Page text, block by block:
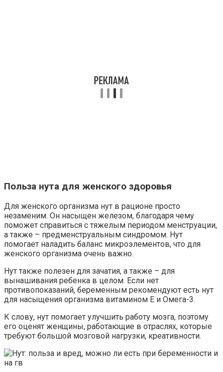
Польза нута для женского здоровья
Для женского организма нут в рационе просто
незаменим. Он насыщен железом, благодаря чему
поможет справиться с тяжелым периодом менструации,
а также – предменструальным синдромом. Нут
помогает наладить баланс микроэлементов, что для
женского организма очень важно.
Нут также полезен для зачатия, а также – для
вынашивания ребенка в целом. Если нет
противопоказаний, беременным рекомендуют есть нут
для насыщения организма витамином Е и Омега-3.
К слову, нут помогает улучшить работу мозга, поэтому
его оценят женщины, работающие в отраслях, которые
требуют большой мозговой нагрузки, креативности.